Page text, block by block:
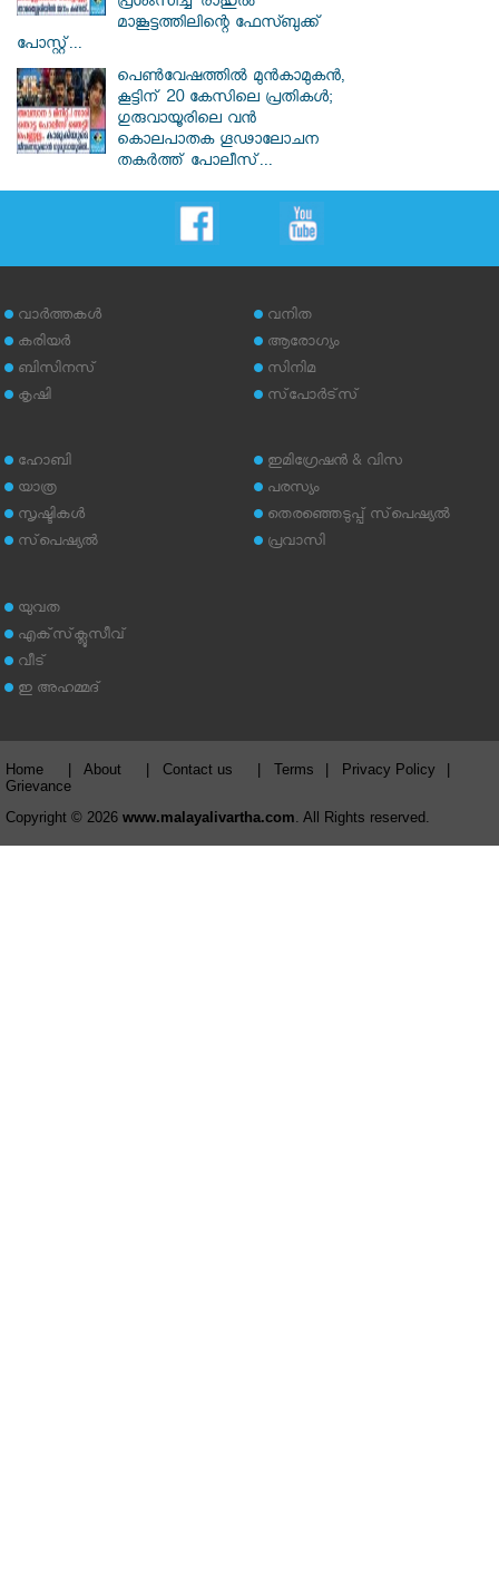
മാങ്കൂട്ടത്തിലിന്റെ ഫേസ്ബുക്ക്
പോസ്റ്റ്...
പെൺവേഷത്തിൽ മുൻകാമുകൻ,
കൂട്ടിന് 20 കേസിലെ പ്രതികൾ;
ഗുരുവായൂരിലെ വൻ
കൊലപാതക ഗൂഢാലോചന
തകർത്ത് പോലീസ്...
വാര്‍ത്തകള്‍
കരിയര്‍
ബിസിനസ്
കൃഷി
വനിത
ആരോഗ്യം
സിനിമ
സ്‌പോര്‍ട്‌സ്
ഹോബി
യാത്ര
സൃഷ്ടികള്‍
സ്‌പെഷ്യല്‍
ഇമിഗ്രേഷന്‍ & വിസ
പരസ്യം
തെരഞ്ഞെടുപ്പ് സ്‌പെഷ്യല്‍
പ്രവാസി
യുവത
എക്‌സ്‌ക്ലൂസീവ്
വീട്
ഇ അഹമ്മദ്‌
Home About Contact us Terms Privacy Policy
Grievance
Copyright © 2026 www.malayalivartha.com . All Rights reserved.